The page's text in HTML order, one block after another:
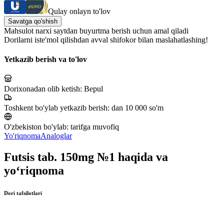
Qulay onlayn to'lov
Savatga qo'shish
Mahsulot narxi saytdan buyurtma berish uchun amal qiladi
Dorilarni iste'mol qilishdan avval shifokor bilan maslahatlashing!
Yetkazib berish va to'lov
Dorixonadan olib ketish: Bepul
Toshkent bo'ylab yetkazib berish: dan 10 000 so'm
O'zbekiston bo'ylab: tarifga muvofiq
Yo'riqnomaAnaloglar
Futsis tab. 150mg №1 haqida va
yo‘riqnoma
Dori tafsilotlari